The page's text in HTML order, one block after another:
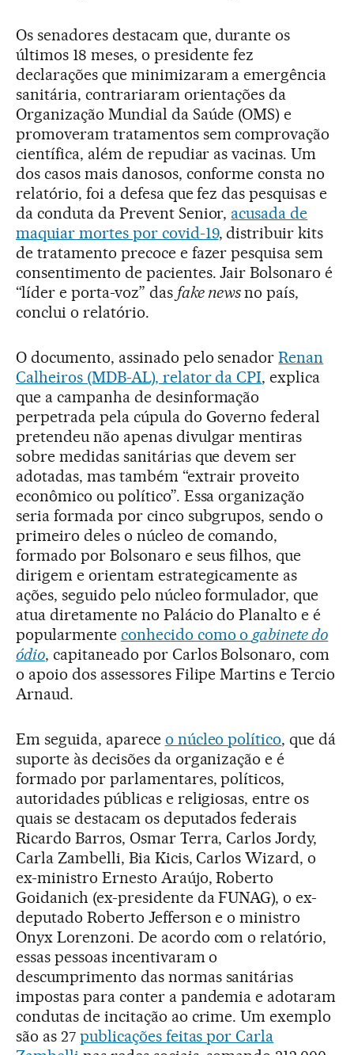
Os senadores destacam que, durante os
últimos 18 meses, o presidente fez
declarações que minimizaram a emergência
sanitária, contrariaram orientações da
Organização Mundial da Saúde (OMS) e
promoveram tratamentos sem comprovação
científica, além de repudiar as vacinas. Um
dos casos mais danosos, conforme consta no
relatório, foi a defesa que fez das pesquisas e
da conduta da Prevent Senior, acusada de
maquiar mortes por covid-19, distribuir kits
de tratamento precoce e fazer pesquisa sem
consentimento de pacientes. Jair Bolsonaro é
“líder e porta-voz” das fake newsno país,
conclui o relatório.
O documento, assinado pelo senadorRenan
Calheiros (MDB-AL), relator da CPI, explica
que a campanha de desinformação
perpetrada pela cúpula do Governo federal
pretendeu não apenas divulgar mentiras
sobre medidas sanitárias que devem ser
adotadas, mas também “extrair proveito
econômico ou político”. Essa organização
seria formada por cinco subgrupos, sendo o
primeiro deles o núcleo de comando,
formado por Bolsonaro e seus filhos, que
dirigem e orientam estrategicamente as
ações, seguido pelo núcleo formulador, que
atua diretamente no Palácio do Planalto e é
popularmente conhecido como ogabinete do
ódio, capitaneado por Carlos Bolsonaro, com
o apoio dos assessores Filipe Martins e Tercio
Arnaud.
Em seguida, aparece o núcleo político, que dá
suporte às decisões da organização e é
formado por parlamentares, políticos,
autoridades públicas e religiosas, entre os
quais se destacam os deputados federais
Ricardo Barros, Osmar Terra, Carlos Jordy,
Carla Zambelli, Bia Kicis, Carlos Wizard, o
ex-ministro Ernesto Araújo, Roberto
Goidanich (ex-presidente da FUNAG), o ex-
deputado Roberto Jefferson e o ministro
Onyx Lorenzoni. De acordo com o relatório,
essas pessoas incentivaram o
descumprimento das normas sanitárias
impostas para conter a pandemia e adotaram
condutas de incitação ao crime. Um exemplo
são as 27 publicações feitas por Carla